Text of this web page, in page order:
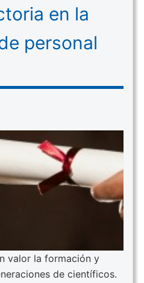
en la
personal
valor la formación y
de científicos.